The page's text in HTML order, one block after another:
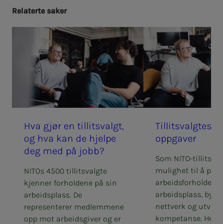
Re­la­­­ter­­­te sa­­­ker
Hva gjør en til­­­­­lits­valgt,
og hva kan de hjel­­­pe
deg med på jobb?
NITOs 4500 tillitsvalgte
kjenner forholdene på sin
arbeidsplass. De
representerer medlemmene
opp mot arbeidsgiver og er
Til­­­­­lits­valg­­­tes
opp­­­ga­­­ver
Som NITO-
mulighet til å
arbeidsforholdene
arbeidsplass,
nettverk og
kompetanse. Her